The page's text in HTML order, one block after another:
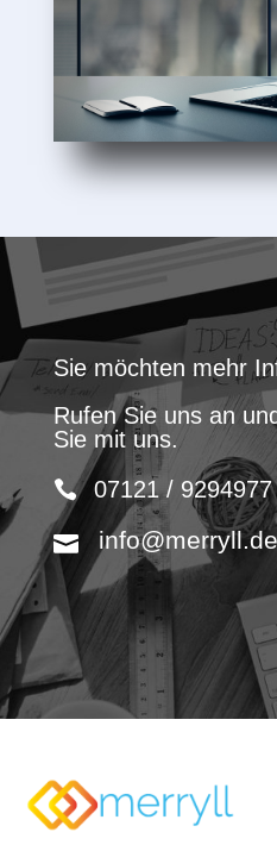
Sie möchten mehr
Rufen Sie uns an
Sie mit uns.
07121 / 9294977
info@merryll.de